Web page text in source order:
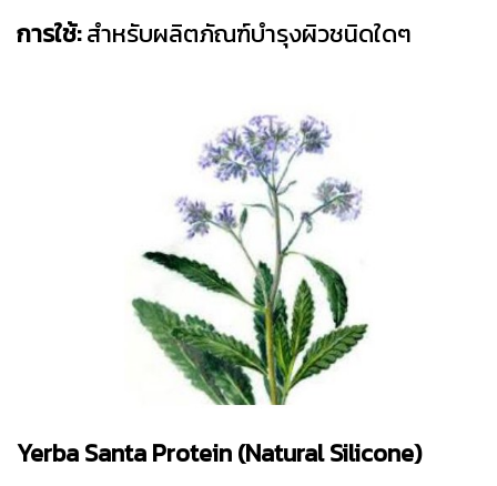
การใช้:สำหรับผลิตภัณฑ์บำรุงผิวชนิดใดๆ
Yerba Santa Protein (Natural Silicone)